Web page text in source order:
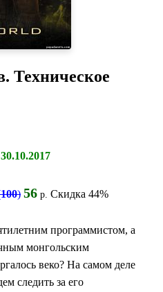
Техническое
100) 56 р. Скидка 44%
программистом, а
монгольским
веко? На самом деле
следить за его